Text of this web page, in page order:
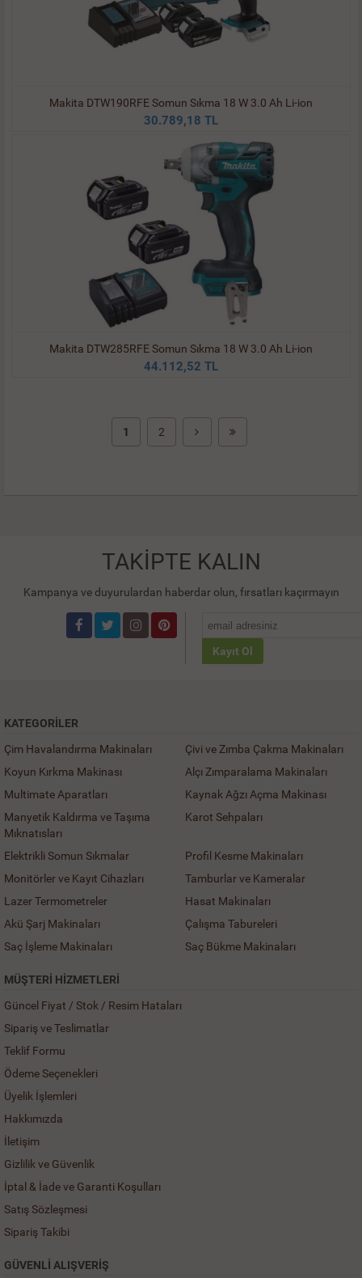
Makita DTW190RFE Somun Sıkma 18 W 3.0 Ah Li-ion
30.789,18 TL
Makita DTW285RFE Somun Sıkma 18 W 3.0 Ah Li-ion
44.112,52 TL
1 2
TAKİPTE KALIN
Kampanya ve duyurulardan haberdar olun, fırsatları kaçırmayın
Kayıt Ol
KATEGORILER
Çim Havalandırma Makinaları
Çivi ve Zımba Çakma Makinaları
Koyun Kırkma Makinası
Alçı Zımparalama Makinaları
Multimate Aparatları
Kaynak Ağzı Açma Makinası
Manyetik Kaldırma ve Taşıma
Mıknatısları
Karot Sehpaları
Elektrikli Somun Sıkmalar
Profil Kesme Makinaları
Monitörler ve Kayıt Cihazları
Tamburlar ve Kameralar
Lazer Termometreler
Hasat Makinaları
Akü Şarj Makinaları
Çalışma Tabureleri
Saç İşleme Makinaları
Saç Bükme Makinaları
MÜŞTERI HIZMETLERI
Güncel Fiyat / Stok / Resim Hataları
Sipariş ve Teslimatlar
Teklif Formu
Ödeme Seçenekleri
Üyelik İşlemleri
Hakkımızda
İletişim
Gizlilik ve Güvenlik
İptal & İade ve Garanti Koşulları
Satış Sözleşmesi
Sipariş Takibi
GÜVENLİ ALIŞVERİŞ